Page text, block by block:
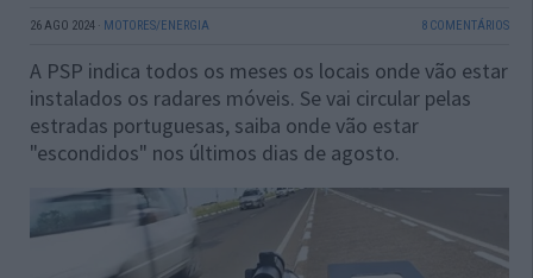
26 AGO 2024 · MOTORES/ENERGIA 8 COMENTÁRIOS
A PSP indica todos os meses os locais onde vão estar
instalados os radares móveis. Se vai circular pelas
estradas portuguesas, saiba onde vão estar
"escondidos" nos últimos dias de agosto.